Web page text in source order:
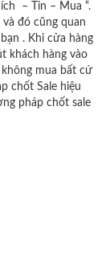
– Tin – Mua “.
đó cũng quan
. Khi cửa hàng
khách hàng vào
mua bất cứ
chốt Sale hiệu
pháp chốt sale